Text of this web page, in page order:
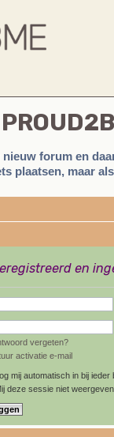
forum en
plaatsen, maar
en
vergeten?
activatie e-mail
mij automatisch in bij ieder
deze sessie niet